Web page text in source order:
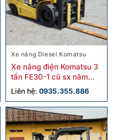
Xe nâng Diesel Komatsu
Xe nâng điện Komatsu 3
tấn FE30-1 cũ sx năm
2018
Liên hệ: 0935.355.886